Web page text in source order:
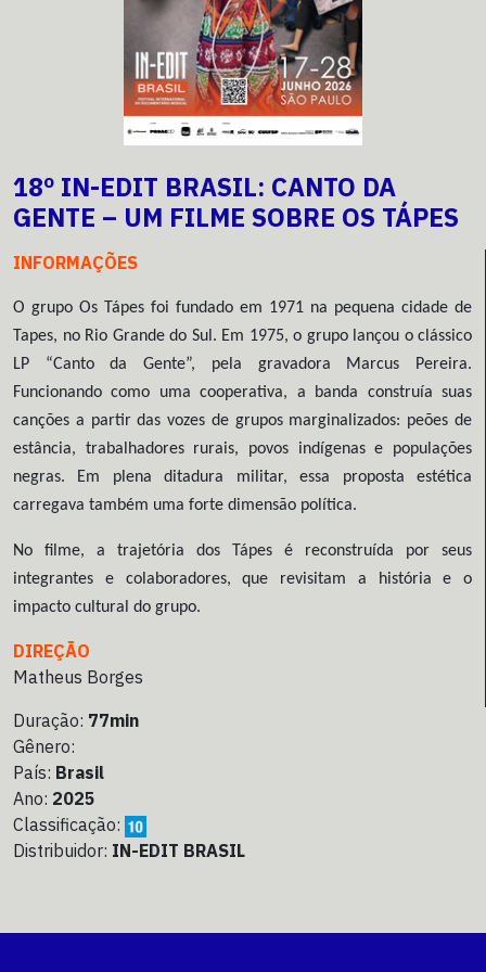
18º IN-EDIT BRASIL: CANTO DA
GENTE – UM FILME SOBRE OS TÁPES
INFORMAÇÕES
O grupo Os Tápes foi fundado em 1971 na pequena cidade de
Tapes, no Rio Grande do Sul. Em 1975, o grupo lançou o clássico
LP “Canto da Gente”, pela gravadora Marcus Pereira.
Funcionando como uma cooperativa, a banda construía suas
canções a partir das vozes de grupos marginalizados: peões de
estância, trabalhadores rurais, povos indígenas e populações
negras. Em plena ditadura militar, essa proposta estética
carregava também uma forte dimensão política.
No filme, a trajetória dos Tápes é reconstruída por seus
integrantes e colaboradores, que revisitam a história e o
impacto cultural do grupo.
DIREÇÃO
Matheus Borges
Duração: 77min
Gênero:
País: Brasil
Ano: 2025
Classificação:
Distribuidor: IN-EDIT BRASIL